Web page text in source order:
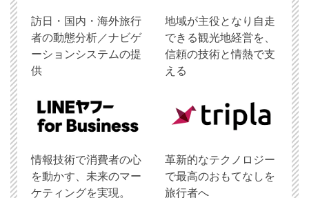
訪日・国内・海外旅行
者の動態分析／ナビゲ
ーションシステムの提
供
地域が主役となり自走
できる観光地経営を、
信頼の技術と情熱で支
える
情報技術で消費者の心
を動かす、未来のマー
ケティングを実現。
革新的なテクノロジー
で最高のおもてなしを
旅行者へ